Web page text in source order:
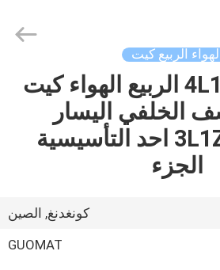
الربيع كيت
4L1Z5A891AA الربيع الهواء كيت
الخلفي اليسار
3L1Z18125AB احد التأسيسية
الجزء
كونغدنغ, الصين
GUOMAT